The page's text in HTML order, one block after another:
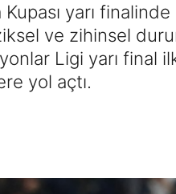
yarı
ve zihinsel
Ligi yarı final
yol açtı.